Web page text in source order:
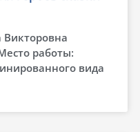
работы:
вида